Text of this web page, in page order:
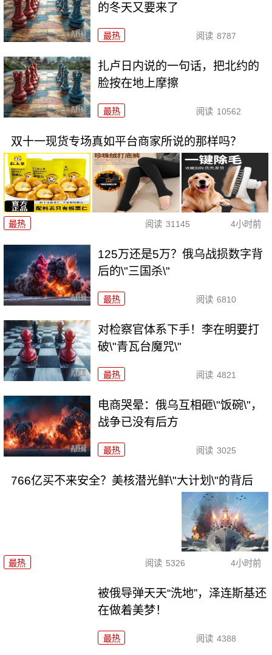
的冬天又要来了
最热 阅读 8787
扎卢日内说的一句话，把北约的
脸按在地上摩擦
最热 阅读 10562
双十一现货专场真如平台商家所说的那样吗？
最热 阅读 31145 4小时前
125万还是5万？俄乌战损数字背
后的\"三国杀\"
最热 阅读 6810
对检察官体系下手！李在明要打
破\"青瓦台魔咒\"
最热 阅读 4821
电商哭晕：俄乌互相砸\"饭碗\"，
战争已没有后方
最热 阅读 3025
766亿买不来安全？美核潜光鲜\"大计划\"的背后
最热 阅读 5326 4小时前
被俄导弹天天“洗地”，泽连斯基还
在做着美梦！
最热 阅读 4388